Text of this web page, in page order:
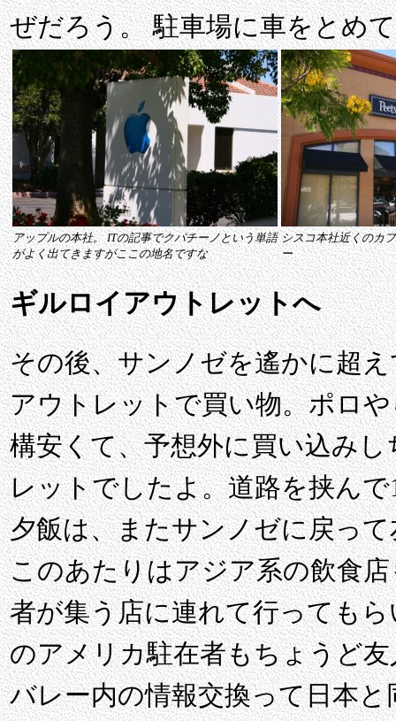
ぜだろう。 駐車場に車をとめ
アップルの本社。 ITの記事でクパチーノという単語
がよく出てきますがここの地名ですな
シスコ本社近くのカ
ー
ギルロイアウトレットへ
その後、サンノゼを遙かに超
アウトレットで買い物。ポロ
構安くて、予想外に買い込み
レットでしたよ。道路を挟ん
夕飯は、またサンノゼに戻っ
このあたりはアジア系の飲食
者が集う店に連れて行っても
のアメリカ駐在者もちょうど
バレー内の情報交換って日本